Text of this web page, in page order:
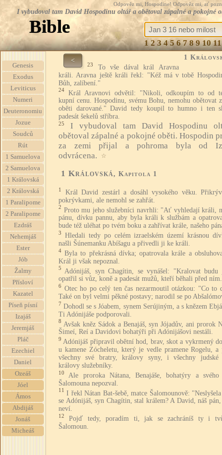
Odpověz mi, Hospodine! Odpověz mi, ať
I vybudoval tam David Hospodinu oltář a obětoval zápalné a pokojné
Bible
1 2 3 4 5 6 7 8 9 10 11
Genesis
Exodus
Leviticus
Numeri
Deuteronomiu
Jozue
Soudců
Rút
1 Samuelova
2 Samuelova
1 Královská
2 Královská
1 Paralipome
2 Paralipome
Ezdráš
Nehemjáš
Ester
Jób
Žalmy
Přísloví
Kazatel
Píseň písní
Izajáš
Jeremjáš
Pláč
Ezechiel
Daniel
Ozeáš
Jóel
Ámos
Abdijáš
Jonáš
Micheáš
< 1
23
To vše dával král Aravna
králi. Aravna ještě králi řekl: "Kéž má v tobě
Bůh, zalíbení."
24
Král Aravnovi odvětil: "Nikoli, odkoupím to od
kupní cenu. Hospodinu, svému Bohu, nemohu obětovat
oběti darované." David tedy koupil to humno i ten
padesát šekelů stříbra.
25
I vybudoval tam David Hospodinu
obětoval zápalné a pokojné oběti. Hospodin
za zemi přijal a pohroma byla od
odvrácena.
☆
1 Královská, Kapitola 1
1
Král David zestárl a dosáhl vysokého věku.
pokrývkami, ale nemohl se zahřát.
2 Proto mu jeho služebníci navrhli: "Ať vyhledají králi,
pánu, dívku pannu, aby byla králi k službám a
bude též uléhat po tvém boku a zahřívat krále, našeho
3
Hledali tedy po celém izraelském území krásnou
našli Šúnemanku Abíšagu a přivedli ji ke králi.
4 Byla to překrásná dívka; opatrovala krále a
Král ji však nepoznal.
5
Adónijáš, syn Chagítin, se vynášel: "Kralovat
opatřil si vůz, koně a padesát mužů, kteří běhali před ním.
6 Otec ho po celý ten čas nezarmoutil otázkou: "Co to
Také on byl velmi pěkné postavy; narodil se po
7 Dohodl se s Jóabem, synem Serújiným, a s knězem
Ti Adónijáše podporovali.
8 Avšak kněz Sádok a Benajáš, syn Jójadův, ani prorok
Šimeí, Reí a Davidovi bohatýři při Adónijášovi nestáli.
9 Adónijáš připravil obětní hod, brav, skot a vykrmený
u kamene Zócheletu, který je vedle pramene Rogelu, a
všechny své bratry, královy syny, i všechny judské
královy služebníky.
10
Ale proroka Nátana, Benajáše, bohatýry a svého
Šalomouna nepozval.
11 I řekl Nátan Bat-šebě, matce Šalomounově:
se Adónijáš, syn Chagítin, stal králem? A David, náš
neví.
12
Pojď tedy, poradím ti, jak se zachráníš ty i
Šalomoun.